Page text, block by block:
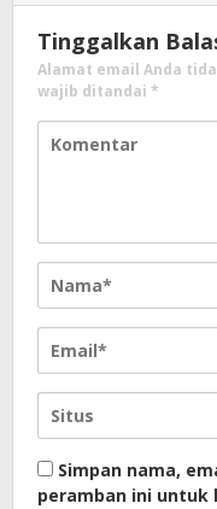
Tinggalkan
Alamat email Anda
wajib ditandai *
Simpan nama,
peramban ini untuk